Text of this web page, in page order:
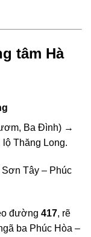
tâm Hà
Ba Đình) →
Thăng Long.
Tây – Phúc
đường 417, rẽ
ba Phúc Hòa –